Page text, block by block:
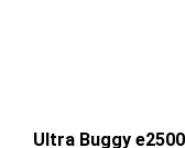
Ultra Buggy e2500